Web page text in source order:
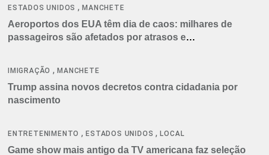
ESTADOS UNIDOS ,MANCHETE
Aeroportos dos EUA têm dia de caos: milhares de
passageiros são afetados por atrasos e
IMIGRAÇÃO ,MANCHETE
Trump assina novos decretos contra cidadania por
nascimento
ENTRETENIMENTO ,ESTADOS UNIDOS ,LOCAL
Game show mais antigo da TV americana faz seleção